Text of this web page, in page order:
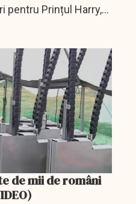
pentru Prințul Harry,
după ce el și soția
de mii de români